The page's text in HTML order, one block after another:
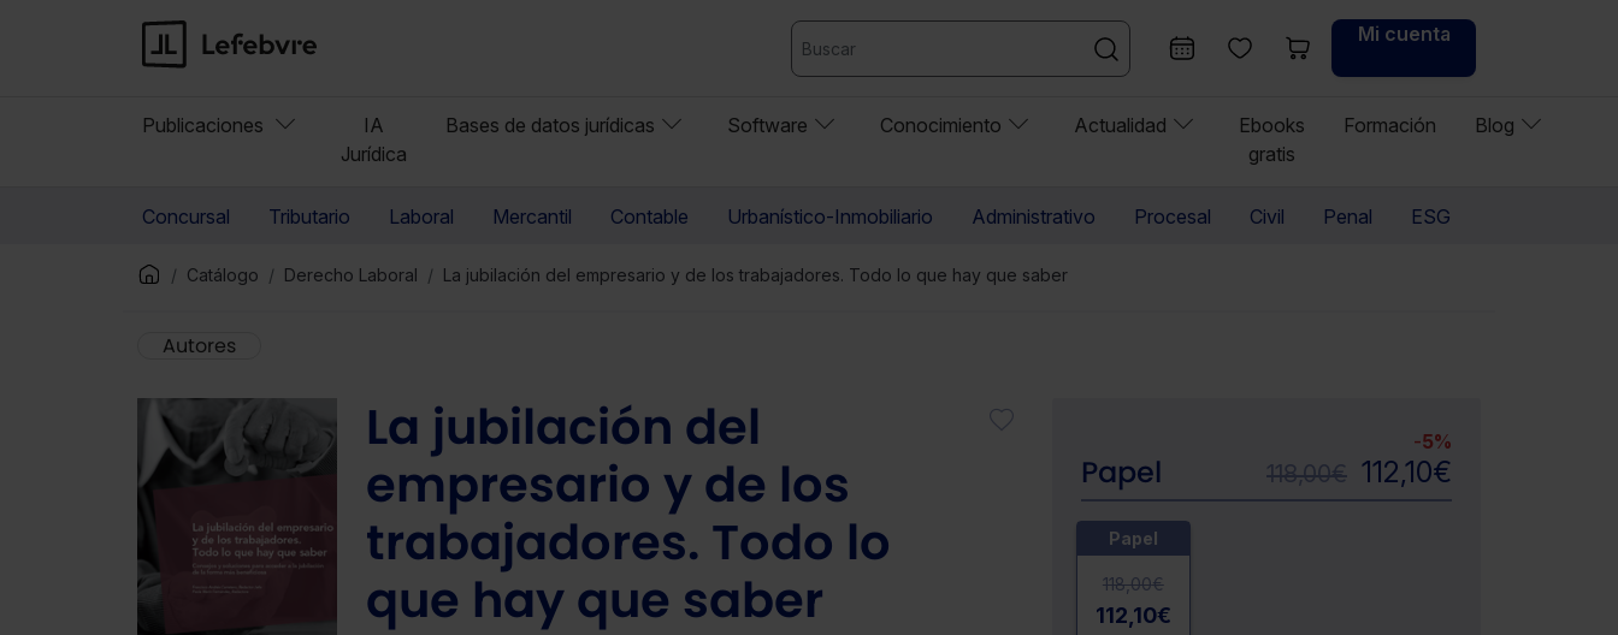
Mi cuenta
Publicaciones
IA
Jurídica
Bases de datos jurídicas Software Conocimiento Actualidad
Ebooks
gratis
Formación Blog
Concursal Tributario Laboral Mercantil Contable Urbanístico-Inmobiliario Administrativo Procesal Civil Penal ESG
Catálogo Derecho Laboral La jubilación del empresario y de los trabajadores. Todo lo que hay que saber
Autores
La jubilación del
empresario y de los
trabajadores. Todo lo
que hay que saber
Papel
-5%
118,00€ 112,10€
Papel
118,00€
112,10€